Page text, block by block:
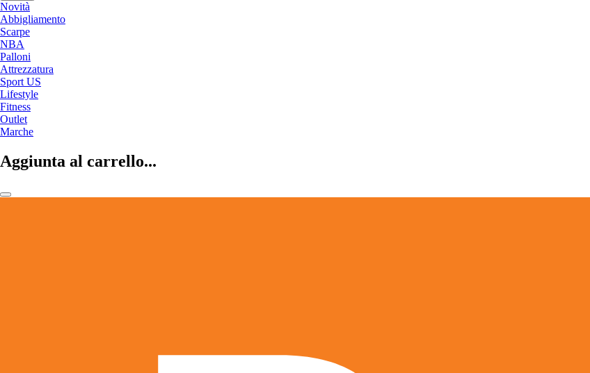
Novità
Abbigliamento
Scarpe
NBA
Palloni
Attrezzatura
Sport US
Lifestyle
Fitness
Outlet
Marche
Aggiunta al carrello...